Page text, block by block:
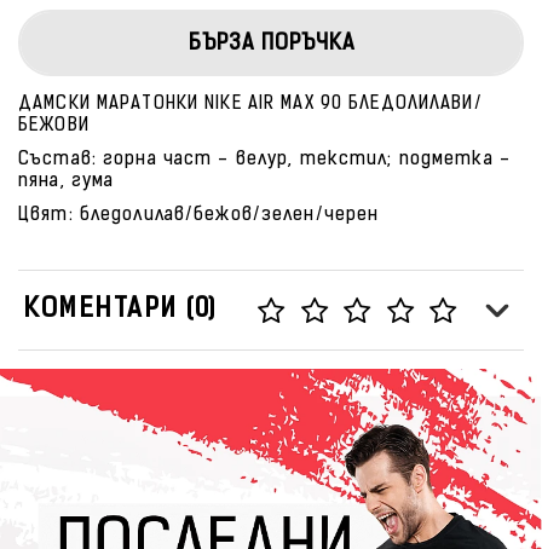
БЪРЗА ПОРЪЧКА
ДАМСКИ МАРАТОНКИ NIKE AIR MAX 90 БЛЕДОЛИЛАВИ/
БЕЖОВИ
Състав: горна част - велур, текстил; подметка -
пяна, гума
Цвят: бледолилав/бежов/зелен/черен
КОМЕНТАРИ (0)